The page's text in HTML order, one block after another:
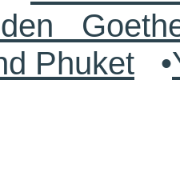
Phuket •